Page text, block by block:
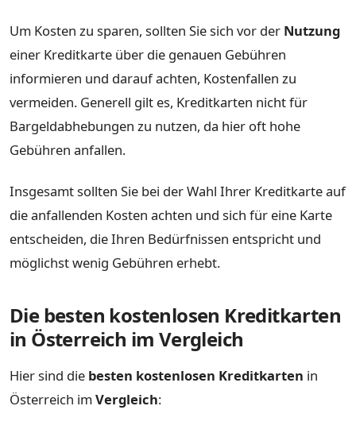
Um Kosten zu sparen, sollten Sie sich vor der Nutzung
einer Kreditkarte über die genauen Gebühren
informieren und darauf achten, Kostenfallen zu
vermeiden. Generell gilt es, Kreditkarten nicht für
Bargeldabhebungen zu nutzen, da hier oft hohe
Gebühren anfallen.
Insgesamt sollten Sie bei der Wahl Ihrer Kreditkarte auf
die anfallenden Kosten achten und sich für eine Karte
entscheiden, die Ihren Bedürfnissen entspricht und
möglichst wenig Gebühren erhebt.
Die besten kostenlosen Kreditkarten
in Österreich im Vergleich
Hier sind die besten kostenlosen Kreditkarten in
Österreich imVergleich: